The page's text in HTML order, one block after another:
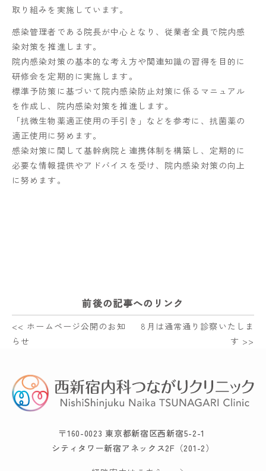
取り組みを実施しています。
感染管理者である院長が中心となり、従業者全員で院内感
染対策を推進します。
院内感染対策の基本的な考え方や関連知識の習得を目的に
研修会を定期的に実施します。
標準予防策に基づいて院内感染防止対策に係るマニュアル
を作成し、院内感染対策を推進します。
「抗微生物薬適正使用の手引き」などを参考に、抗菌薬の
適正使用に努めます。
感染対策に関して基幹病院と連携体制を構築し、定期的に
必要な情報提供やアドバイスを受け、院内感染対策の向上
に努めます。
前後の記事へのリンク
<< ホームページ公開のお知
らせ
8月は通常通り診察いたしま
す >>
〒160-0023 東京都新宿区西新宿5-2-1
シティタワー新宿アネックス2F（201-2）